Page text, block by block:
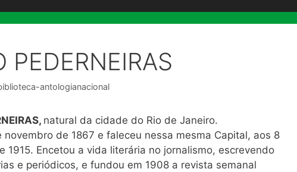
PEDERNEIRAS
antologianacional
natural da cidade do Rio de Janeiro.
novembro de 1867 e faleceu nessa mesma Capital, aos 8
1915. Encetou a vida literária no jornalismo, escrevendo
e periódicos, e fundou em 1908 a revista semanal